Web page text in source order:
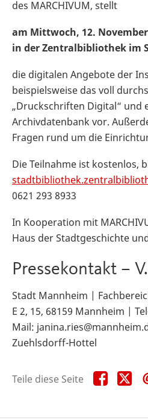
des MARCHIVUM, stellt
am Mittwoch, 12.
in der Zentralbibliothek im
die digitalen Angebote der
beispielsweise das voll
„Druckschriften Digital“ und
Archivdatenbank vor.
Fragen rund um die
Die Teilnahme ist kostenlos,
0621 293 8933
In Kooperation mit
Haus der Stadtgeschichte
Pressekontakt –
Stadt Mannheim |
E 2, 15, 68159 Mannheim |
Mail:
Zuehlsdorff-Hottel
Teile diese Seite Teile
diese